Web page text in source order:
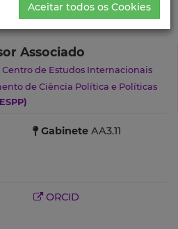
Associado
Centro de Estudos Internacionais
de Ciência Política e Políticas
Gabinete AA3.11
ORCID
Aceitar todos os Cookies